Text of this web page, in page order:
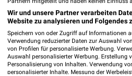
Angebote ab 10.08.
Gültig ab Mo. 10.08. Gültig
REWE toom
Wir und unsere Partner verarbeiten
Website zu analysieren und Folgendes
Speichern von oder Zugriff auf Informationen
Verwendung reduzierter Daten zur Auswahl
von Profilen für personalisierte Werbung.
Auswahl personalisierter Werbung. Erstellung
Personalisierung von Inhalten. Verwendung
personalisierter Inhalte. Messung der